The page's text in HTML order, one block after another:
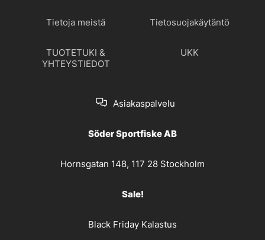
Tietoja meistä Tietosuojakäytäntö
TUOTETUKI &
YHTEYSTIEDOT
UKK
Asiakaspalvelu
Söder Sportfiske AB
Hornsgatan 148, 117 28 Stockholm
Sale!
Black Friday Kalastus